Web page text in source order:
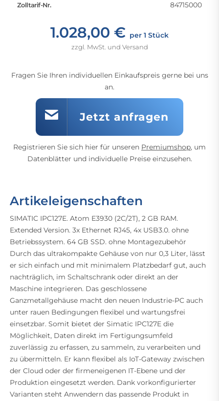
Zolltarif-Nr. 84715000
1.028,00 € per 1 Stück
zzgl. MwSt. und Versand
Fragen Sie Ihren individuellen Einkaufspreis gerne bei uns
an.
Jetzt anfragen
Registrieren Sie sich hier für unseren Premiumshop, um
Datenblätter und individuelle Preise einzusehen.
Artikeleigenschaften
SIMATIC IPC127E. Atom E3930 (2C/2T), 2 GB RAM.
Extended Version. 3x Ethernet RJ45, 4x USB3.0. ohne
Betriebssystem. 64 GB SSD. ohne Montagezubehör
Durch das ultrakompakte Gehäuse von nur 0,3 Liter, lässt
er sich einfach und mit minimalem Platzbedarf gut, auch
nachträglich, im Schaltschrank oder direkt an der
Maschine integrieren. Das geschlossene
Ganzmetallgehäuse macht den neuen Industrie-PC auch
unter rauen Bedingungen flexibel und wartungsfrei
einsetzbar. Somit bietet der Simatic IPC127E die
Möglichkeit, Daten direkt im Fertigungsumfeld
zuverlässig zu erfassen, zu sammeln, zu verarbeiten und
zu übermitteln. Er kann flexibel als IoT-Gateway zwischen
der Cloud oder der firmeneigenen IT-Ebene und der
Produktion eingesetzt werden. Dank vorkonfigurierter
Varianten steht Anwendern das passende Produkt in